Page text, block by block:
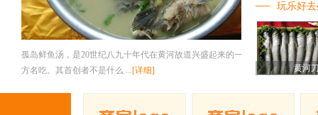
每年初春，黄河冰凌刚刚消融的时候，大量的梭鱼游至黄河入海
口附近产卵。此时的梭鱼因 ...[详细]
东方对虾
玩乐好
黄河